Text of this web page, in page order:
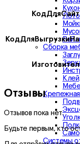
Сборка
Системы
Отзывы
Отзывов пока нет.
Будьте первым, кто